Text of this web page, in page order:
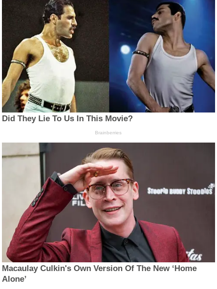
Did They Lie To Us In This Movie?
Brainberries
Macaulay Culkin's Own Version Of The New ‘Home
Alone’